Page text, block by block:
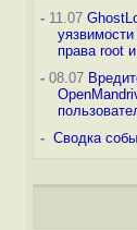
-11.07
права root
-08.07
- Сводка